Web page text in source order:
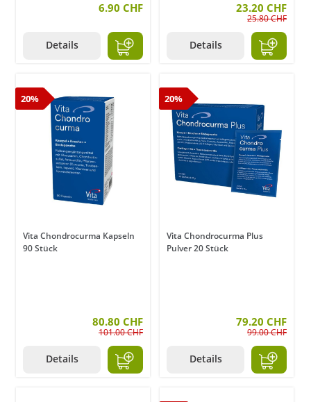
6.90 CHF
Details
23.20 CHF
25.80 CHF
Details
20%
Vita Chondrocurma Kapseln
90 Stück
80.80 CHF
101.00 CHF
Details
20%
Vita Chondrocurma Plus
Pulver 20 Stück
79.20 CHF
99.00 CHF
Details